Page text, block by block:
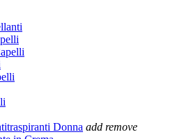
Donna add remove